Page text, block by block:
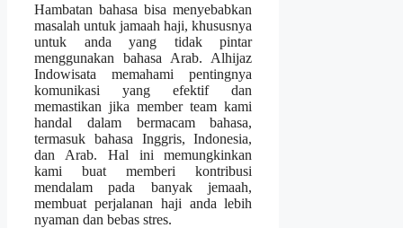
Hambatan bahasa bisa menyebabkan
masalah untuk jamaah haji, khususnya
untuk anda yang tidak pintar
menggunakan bahasa Arab. Alhijaz
Indowisata memahami pentingnya
komunikasi yang efektif dan
memastikan jika member team kami
handal dalam bermacam bahasa,
termasuk bahasa Inggris, Indonesia,
dan Arab. Hal ini memungkinkan
kami buat memberi kontribusi
mendalam pada banyak jemaah,
membuat perjalanan haji anda lebih
nyaman dan bebas stres.